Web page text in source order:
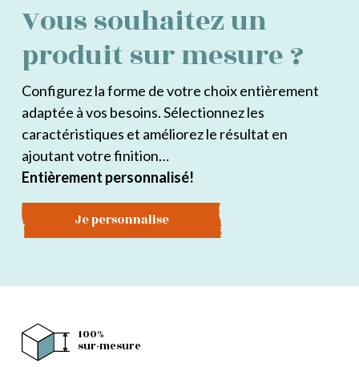
Vous souhaitez un
produit sur mesure ?
Configurez la forme de votre choix entièrement
adaptée à vos besoins. Sélectionnez les
caractéristiques et améliorez le résultat en
ajoutant votre finition…
Entièrement personnalisé!
Je personnalise
100%
sur-mesure